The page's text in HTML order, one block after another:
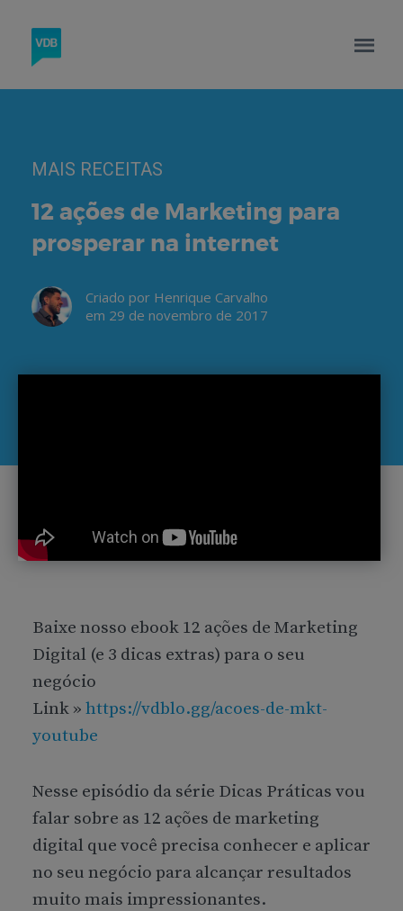
MAIS RECEITAS
12 ações de Marketing para
prosperar na internet
Criado por Henrique Carvalho
em 29 de novembro de 2017
Baixe nosso ebook 12 ações de Marketing
Digital (e 3 dicas extras) para o seu
negócio
Link » https://vdblo.gg/acoes-de-mkt-
youtube
Nesse episódio da série Dicas Práticas vou
falar sobre as 12 ações de marketing
digital que você precisa conhecer e aplicar
no seu negócio para alcançar resultados
muito mais impressionantes.